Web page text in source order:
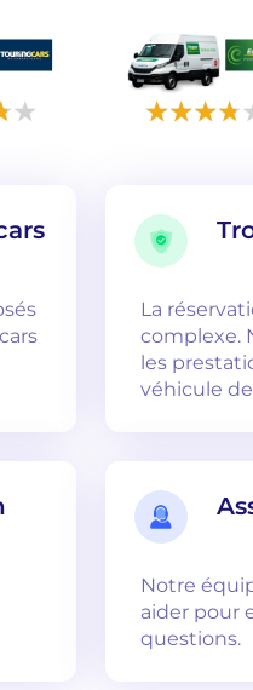
La
complexe.
les
véhicule
Notre
aider pour
questions.